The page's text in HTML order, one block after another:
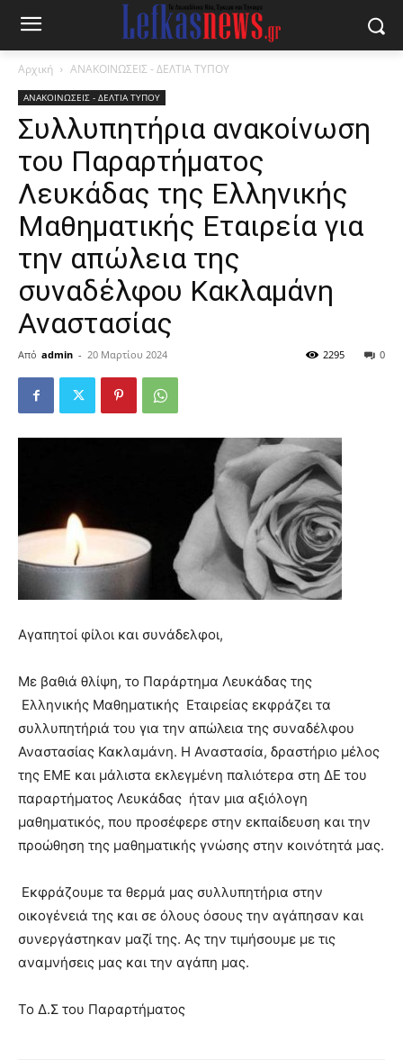
Αρχική ΑΝΑΚΟΙΝΩΣΕΙΣ - ΔΕΛΤΙΑ ΤΥΠΟΥ
ΑΝΑΚΟΙΝΩΣΕΙΣ - ΔΕΛΤΙΑ ΤΥΠΟΥ
Συλλυπητήρια ανακοίνωση
του Παραρτήματος
Λευκάδας της Ελληνικής
Μαθηματικής Εταιρεία για
την απώλεια της
συναδέλφου Κακλαμάνη
Αναστασίας
Από admin - 20 Μαρτίου 2024 0
2295
Αγαπητοί φίλοι και συνάδελφοι,
Με βαθιά θλίψη, το Παράρτημα Λευκάδας της
Ελληνικής Μαθηματικής Εταιρείας εκφράζει τα
συλλυπητήριά του για την απώλεια της συναδέλφου
Αναστασίας Κακλαμάνη. Η Αναστασία, δραστήριο μέλος
της ΕΜΕ και μάλιστα εκλεγμένη παλιότερα στη ΔΕ του
παραρτήματος Λευκάδας ήταν μια αξιόλογη
μαθηματικός, που προσέφερε στην εκπαίδευση και την
προώθηση της μαθηματικής γνώσης στην κοινότητά μας.
Εκφράζουμε τα θερμά μας συλλυπητήρια στην
οικογένειά της και σε όλους όσους την αγάπησαν και
συνεργάστηκαν μαζί της. Ας την τιμήσουμε με τις
αναμνήσεις μας και την αγάπη μας.
Το Δ.Σ του Παραρτήματος